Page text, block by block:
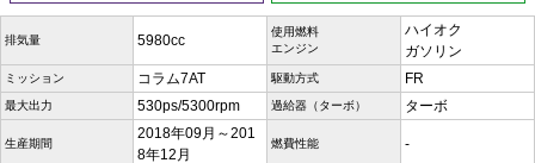
排気量 5980cc
使用燃料
エンジン
ハイオク
ガソリン
ミッション コラム7AT 駆動方式 FR
最大出力 530ps/5300rpm 過給器（ターボ） ターボ
生産期間
2018年09月～201
8年12月
燃費性能 -